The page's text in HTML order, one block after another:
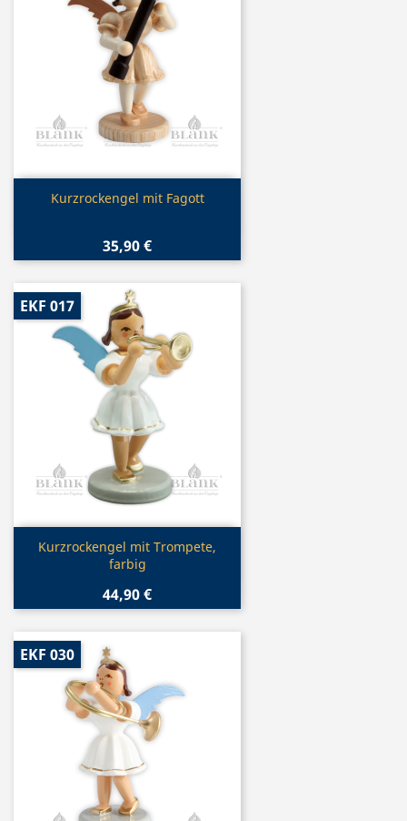
Vorschau
Kurzrockengel mit Fagott
35,90 €
Vorschau
Kurzrockengel mit Trompete,
farbig
44,90 €
EKF 017
EKF 030